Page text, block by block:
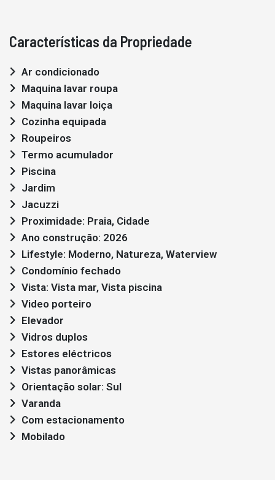
Características da Propriedade
Ar condicionado
Maquina lavar roupa
Maquina lavar loiça
Cozinha equipada
Roupeiros
Termo acumulador
Piscina
Jardim
Jacuzzi
Proximidade: Praia, Cidade
Ano construção: 2026
Lifestyle: Moderno, Natureza, Waterview
Condomínio fechado
Vista: Vista mar, Vista piscina
Video porteiro
Elevador
Vidros duplos
Estores eléctricos
Vistas panorâmicas
Orientação solar: Sul
Varanda
Com estacionamento
Mobilado